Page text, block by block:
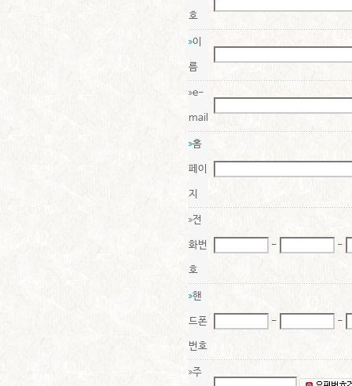
호
이
름
e-
mail
홈
페이
지
전
화번
호
- -
핸
드폰
번호
- -
주